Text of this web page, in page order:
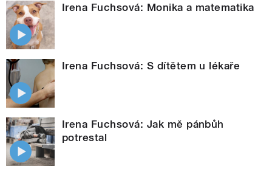
Irena Fuchsová: Monika a matematika
Irena Fuchsová: S dítětem u lékaře
Irena Fuchsová: Jak mě pánbůh
potrestal